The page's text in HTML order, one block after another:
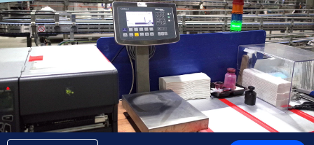
Servicios
Soluciones Industriales
Experiencia y conocimientos
Sobre Nostros